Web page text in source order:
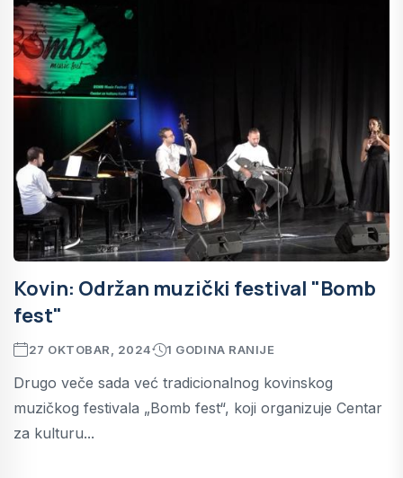
Kovin: Održan muzički festival "Bomb
fest"
27 OKTOBAR, 2024 1 GODINA RANIJE
Drugo veče sada već tradicionalnog kovinskog
muzičkog festivala „Bomb fest“, koji organizuje Centar
za kulturu...